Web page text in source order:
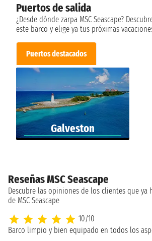
Puertos de salida
¿Desde dónde zarpa MSC Seascape?
este barco y elige ya tus próximas
Puertos destacados
Galveston
Reseñas MSC Seascape
Descubre las opiniones de los clientes que ya
de MSC Seascape
10/10
Barco limpio y bien equipado en todos los